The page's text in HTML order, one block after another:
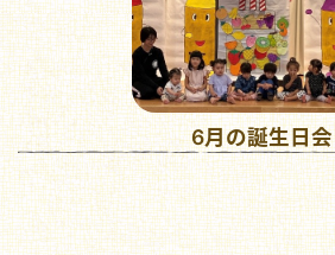
6月の誕生日会